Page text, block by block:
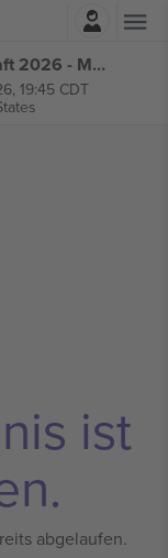
Ecuador vs Curaçao - Weltmeisterschaft 2026 - M34 Gruppe E tickets
19:45 CDT
ist
abgelaufen.